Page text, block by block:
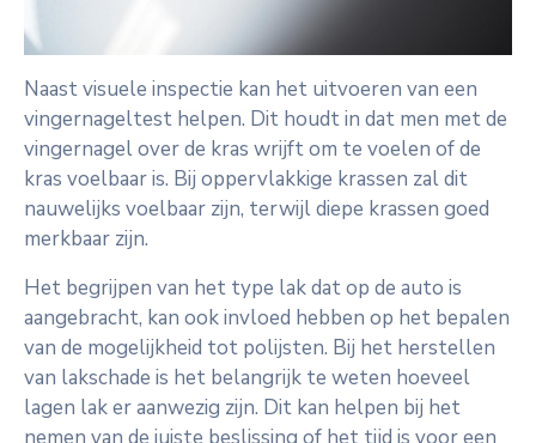
Naast visuele inspectie kan het uitvoeren van een
vingernageltest helpen. Dit houdt in dat men met de
vingernagel over de kras wrijft om te voelen of de
kras voelbaar is. Bij oppervlakkige krassen zal dit
nauwelijks voelbaar zijn, terwijl diepe krassen goed
merkbaar zijn.
Het begrijpen van het type lak dat op de auto is
aangebracht, kan ook invloed hebben op het bepalen
van de mogelijkheid tot polijsten. Bij het herstellen
van lakschade is het belangrijk te weten hoeveel
lagen lak er aanwezig zijn. Dit kan helpen bij het